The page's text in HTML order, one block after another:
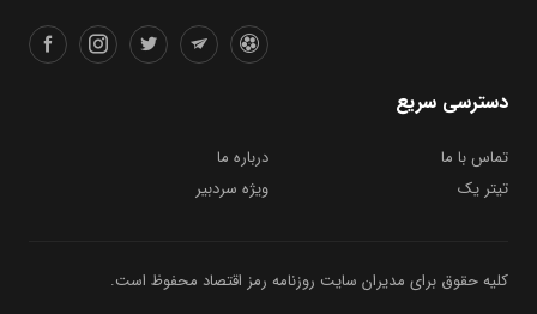
دسترسی سریع
تماس با ما
درباره ما
تیتر یک
ویژه سردبیر
کلیه حقوق برای مدیران سایت روزنامه رمز اقتصاد محفوظ است.